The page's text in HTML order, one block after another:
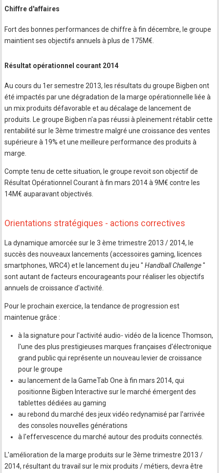
Chiffre d'affaires
Fort des bonnes performances de chiffre à fin décembre, le groupe
maintient ses objectifs annuels à plus de 175M€.
Résultat opérationnel courant 2014
Au cours du 1er semestre 2013, les résultats du groupe Bigben ont
été impactés par une dégradation de la marge opérationnelle liée à
un mix produits défavorable et au décalage de lancement de
produits. Le groupe Bigben n'a pas réussi à pleinement rétablir cette
rentabilité sur le 3ème trimestre malgré une croissance des ventes
supérieure à 19% et une meilleure performance des produits à
marge.
Compte tenu de cette situation, le groupe revoit son objectif de
Résultat Opérationnel Courant à fin mars 2014 à 9M€ contre les
14M€ auparavant objectivés.
Orientations stratégiques - actions correctives
La dynamique amorcée sur le 3 ème trimestre 2013 / 2014, le
succès des nouveaux lancements (accessoires gaming, licences
smartphones, WRC4) et le lancement du jeu " Handball Challenge"
sont autant de facteurs encourageants pour réaliser les objectifs
annuels de croissance d'activité.
Pour le prochain exercice, la tendance de progression est
maintenue grâce :
à la signature pour l'activité audio- vidéo de la licence Thomson,
l'une des plus prestigieuses marques françaises d'électronique
grand public qui représente un nouveau levier de croissance
pour le groupe
au lancement de la GameTab One à fin mars 2014, qui
positionne Bigben Interactive sur le marché émergent des
tablettes dédiées au gaming
au rebond du marché des jeux vidéo redynamisé par l'arrivée
des consoles nouvelles générations
à l'effervescence du marché autour des produits connectés.
L'amélioration de la marge produits sur le 3ème trimestre 2013 /
2014, résultant du travail sur le mix produits / métiers, devra être